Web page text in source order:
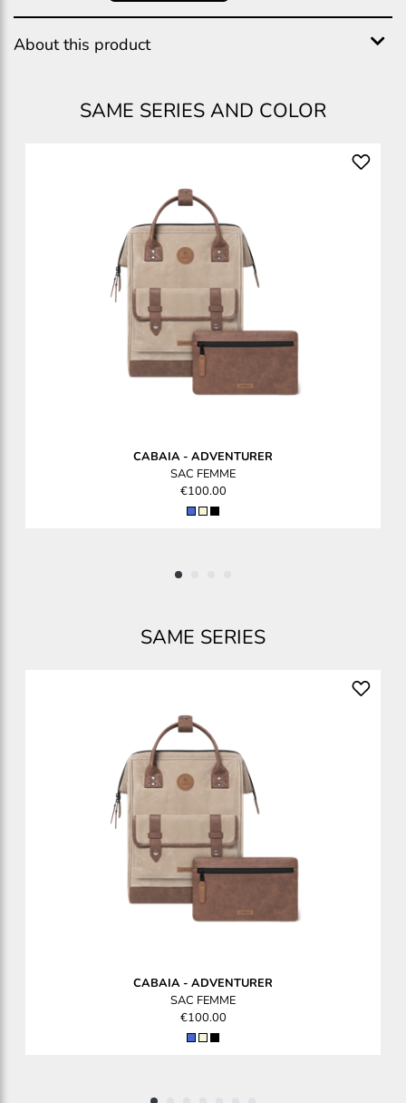
About this product
SAME SERIES AND COLOR
CABAIA- ADVENTURER
SAC FEMME
€100.00
SAME SERIES
CABAIA- ADVENTURER
SAC FEMME
€100.00